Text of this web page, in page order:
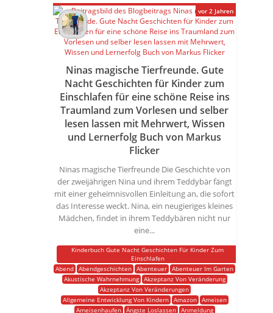
Ninas magische Tierfreunde. Gute
Nacht Geschichten für Kinder zum
Einschlafen für eine schöne Reise ins
Traumland zum Vorlesen und selber
lesen lassen mit Mehrwert, Wissen
und Lernerfolg Buch von Markus
Flicker
Ninas magische Tierfreunde Die Geschichte von
der zweijährigen Nina und ihrem Teddybär fängt
mit einer geheimnisvollen Einleitung an, die sofort
das Interesse weckt. Nina, ein neugieriges kleines
Mädchen, findet in ihrem Teddybären nicht nur
eine...
Kinderbuch Gute Nacht Geschichten Für Kinder Zum
Einschlafen
Abend Abendgeschichten Abenteuer Abenteuer Im Garten
Akustische Wahrnehmung
Akzeptanz Von Veränderung
Akzeptanz Von Veränderungen
Allgemeine Entwicklung Von Kindern
Amazon
Ameisen
Ameisenhaufen
Ängste Loslassen Anmeldung
vor 2 Jahren